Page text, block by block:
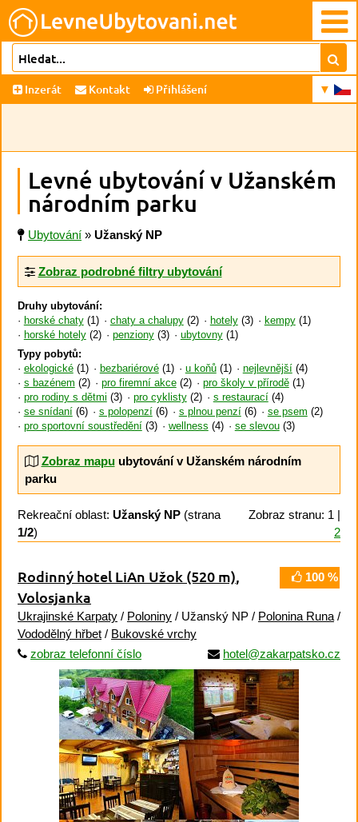
Inzerát Kontakt Přihlášení
Levné ubytování v Užanském
národním parku
Ubytování » Užanský NP
Zobraz podrobné filtry ubytování
Druhy ubytování:
horské chaty(1) chaty a chalupy(2) hotely(3) kempy(1)
horské hotely(2) penziony(3) ubytovny(1)
Typy pobytů:
ekologické(1) bezbariérové(1) u koňů(1) nejlevnější (4)
s bazénem (2) pro firemní akce(2) pro školy v přírodě(1)
pro rodiny s dětmi (3) pro cyklisty(2) s restaurací (4)
se snídaní (6) s polopenzí (6) s plnou penzí (6) se psem (2)
pro sportovní soustředění (3) wellness (4) se slevou(3)
Zobraz mapuubytování v Užanském národním
parku
Rekreační oblast: Užanský NP (strana
1/2)
Zobraz stranu: 1 |
2
100 %
Rodinný hotel LiAn Užok (520 m),
Volosjanka
Ukrajinské Karpaty / Poloniny / Užanský NP / Polonina Runa /
Vododělný hřbet / Bukovské vrchy
zobraz telefonní číslo
hotel@zakarpatsko.cz